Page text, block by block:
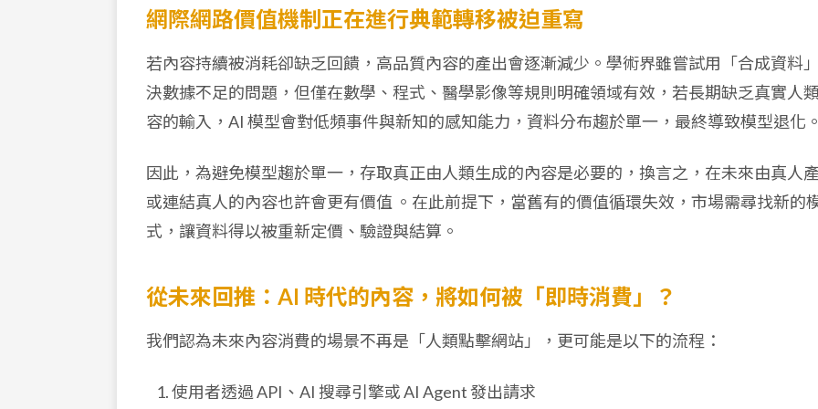
網際網路價值機制正在進行典範轉移被迫重寫
若內容持續被消耗卻缺乏回饋，高品質內容的產出會逐漸減少。學術界雖嘗試用「合成資料
決數據不足的問題，但僅在數學、程式、醫學影像等規則明確領域有效，若長期缺乏真實人
容的輸入，AI 模型會對低頻事件與新知的感知能力，資料分布趨於單一，最終導致模型退化。
因此，為避免模型趨於單一，存取真正由人類生成的內容是必要的，換言之，在未來由真人
或連結真人的內容也許會更有價值 。在此前提下，當舊有的價值循環失效，市場需尋找新的
式，讓資料得以被重新定價、驗證與結算。
從未來回推：AI 時代的內容，將如何被「即時消費」？
我們認為未來內容消費的場景不再是「人類點擊網站」，更可能是以下的流程：
使用者透過 API、AI 搜尋引擎或 AI Agent 發出請求